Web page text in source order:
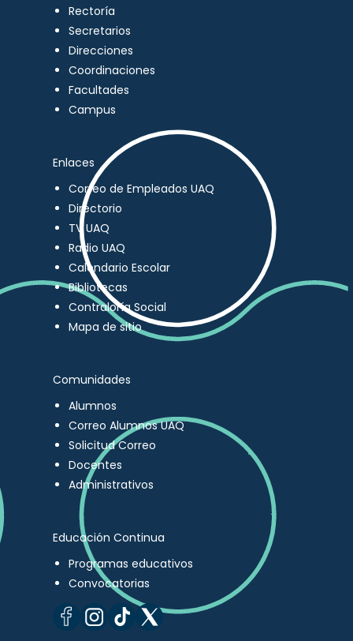
Rectoría
Secretarios
Direcciones
Coordinaciones
Facultades
Campus
Enlaces
Correo de Empleados UAQ
Directorio
TV UAQ
Radio UAQ
Calendario Escolar
Bibliotecas
Contraloría Social
Mapa de sitio
Comunidades
Alumnos
Correo Alumnos UAQ
Solicitud Correo
Docentes
Administrativos
Educación Continua
Programas educativos
Convocatorias